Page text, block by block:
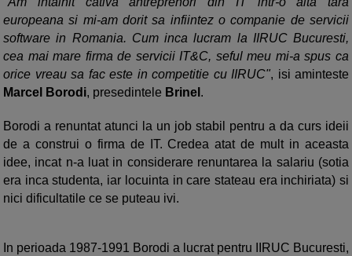
europeana si mi-am dorit sa infiintez o companie de servicii
software in Romania. Cum inca lucram la IIRUC Bucuresti,
cea mai mare firma de servicii IT&C, seful meu mi-a spus ca
orice vreau sa fac este in competitie cu IIRUC", isi aminteste
Marcel Borodi, presedintele Brinel .
Borodi a renuntat atunci la un job stabil pentru a da curs ideii
de a construi o firma de IT. Credea atat de mult in aceasta
idee, incat n-a luat in considerare renuntarea la salariu (sotia
era inca studenta, iar locuinta in care stateau era inchiriata) si
nici dificultatile ce se puteau ivi.
In perioada 1987-1991 Borodi a lucrat pentru IIRUC Bucuresti,